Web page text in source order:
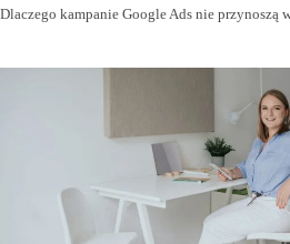
Dlaczego kampanie Google Ads nie przynoszą